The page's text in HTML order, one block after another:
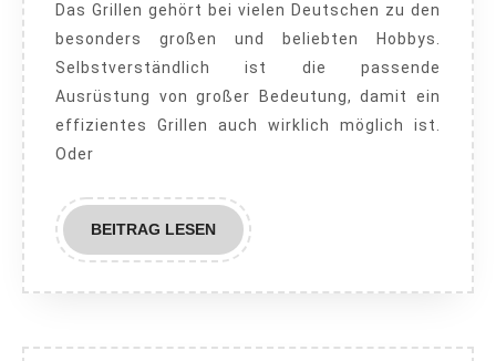
Garten
Das Grillen gehört bei vielen Deutschen zu den
besonders großen und beliebten Hobbys.
Selbstverständlich ist die passende
Ausrüstung von großer Bedeutung, damit ein
effizientes Grillen auch wirklich möglich ist.
Oder
BEITRAG LESENBEITRAG
LESEN